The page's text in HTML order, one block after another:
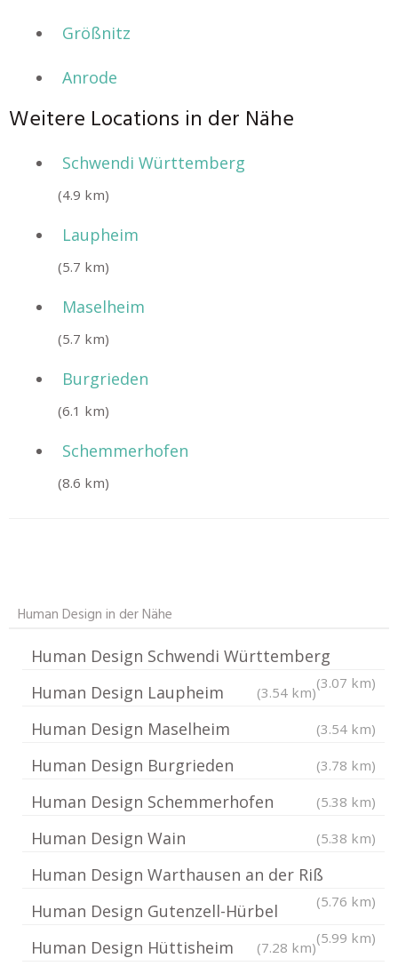
Größnitz
Anrode
Weitere Locations in der Nähe
Schwendi Württemberg
(4.9 km)
Laupheim
(5.7 km)
Maselheim
(5.7 km)
Burgrieden
(6.1 km)
Schemmerhofen
(8.6 km)
Human Design in der Nähe
Human Design Schwendi Württemberg
(3.07 km)
Human Design Laupheim (3.54 km)
Human Design Maselheim (3.54 km)
Human Design Burgrieden (3.78 km)
Human Design Schemmerhofen (5.38 km)
Human Design Wain (5.38 km)
Human Design Warthausen an der Riß
(5.76 km)
Human Design Gutenzell-Hürbel
(5.99 km)
Human Design Hüttisheim (7.28 km)